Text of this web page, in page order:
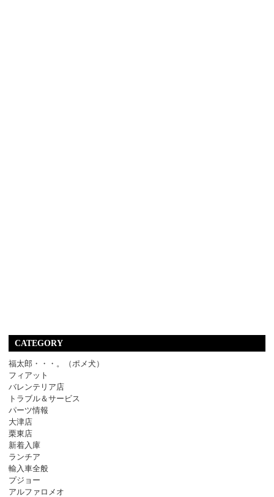
CATEGORY
福太郎・・・。（ポメ犬）
フィアット
バレンテリア店
トラブル＆サービス
パーツ情報
大津店
栗東店
新着入庫
ランチア
輸入車全般
プジョー
アルファロメオ